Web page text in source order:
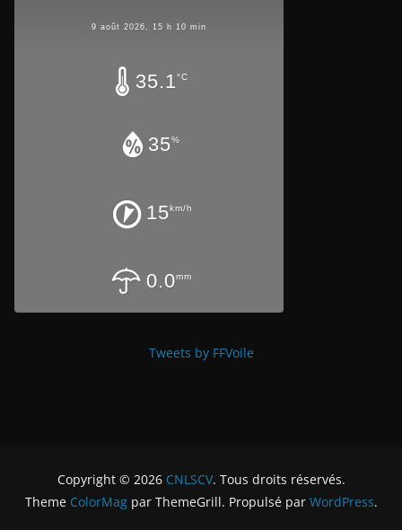
9 août 2026, 15 h 10 min
35.1°C
35%
15km/h
0.0mm
Tweets by FFVoile
Copyright © 2026 CNLSCV. Tous droits réservés.
Theme ColorMagpar ThemeGrill. Propulsé par WordPress.